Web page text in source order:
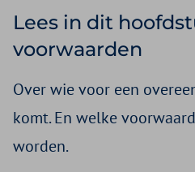
Lees in dit
voorwaarden
Over wie voor een
komt. En welke
worden.